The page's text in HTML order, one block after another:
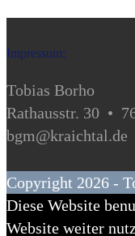
Impressum:
Tobias Borho
Rathausstr. 30 •
bgm@kraichtal.de
Copyright 2026 -
Diese Website
Website weiter